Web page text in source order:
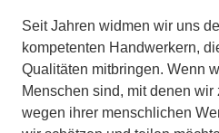
Seit Jahren widmen wir uns
kompetenten Handwerkern,
Qualitäten mitbringen. Wenn
Menschen sind, mit denen
wegen ihrer menschlichen